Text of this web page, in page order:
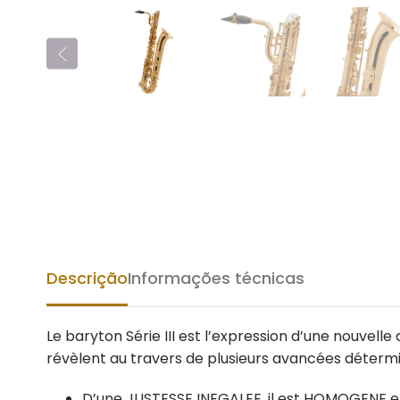
DescriçãoInformações técnicas
Le baryton Série III est l’expression d’une
révèlent au travers de plusieurs avancées